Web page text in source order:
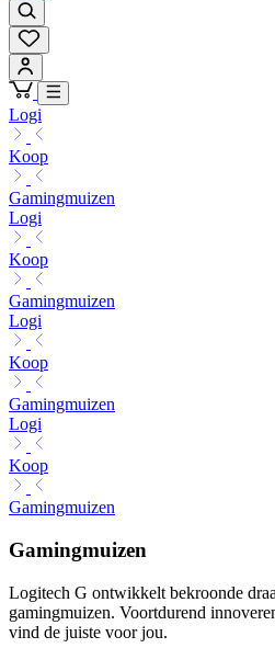
Logi
Koop
Gamingmuizen
Logi
Koop
Gamingmuizen
Logi
Koop
Gamingmuizen
Logi
Koop
Gamingmuizen
Gamingmuizen
Logitech G ontwikkelt bekroonde
gamingmuizen. Voortdurend
vind de juiste voor jou.